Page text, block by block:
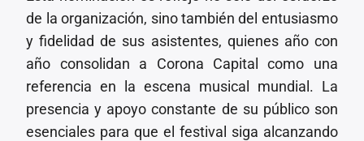
de la organización, sino también del entusiasmo
y fidelidad de sus asistentes, quienes año con
año consolidan a Corona Capital como una
referencia en la escena musical mundial. La
presencia y apoyo constante de su público son
esenciales para que el festival siga alcanzando